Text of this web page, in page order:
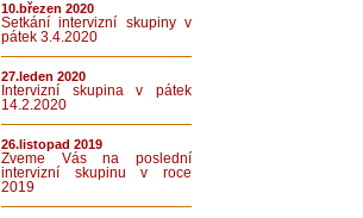
10.březen 2020
Setkání intervizní skupiny v
pátek 3.4.2020
27.leden 2020
Intervizní skupina v pátek
14.2.2020
26.listopad 2019
Zveme Vás na poslední
intervizní skupinu v roce
2019